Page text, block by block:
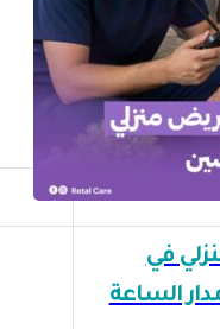
في
الساعة